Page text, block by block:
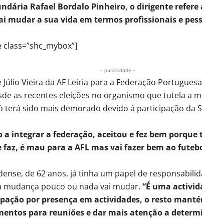
Rafael Bordalo Pinheiro, o dirigente
mudar a sua vida em termos profissionais e
- publicidade -
Vieira da AF Leiria para a Federação
as recentes eleições no organismo que tutela a
terá sido mais demorado devido à participação da
a integrar a federação, aceitou e fez bem
faz, é mau para a AFL mas vai fazer bem ao
de 62 anos, já tinha um papel de
mudança pouco ou nada vai mudar. “É uma
por presença em actividades, o resto
para reuniões e dar mais atenção a